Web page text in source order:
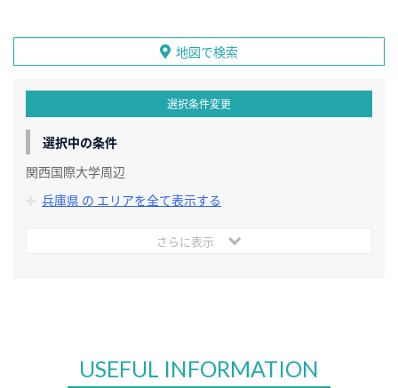
地図で検索
選択条件変更
選択中の条件
関西国際大学周辺
兵庫県 の エリアを全て表示する
さらに表示
USEFUL INFORMATION